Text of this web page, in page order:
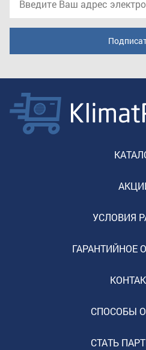
УСЛОВИЯ
ГАРАНТИЙНОЕ
СПОСОБЫ
СТАТЬ